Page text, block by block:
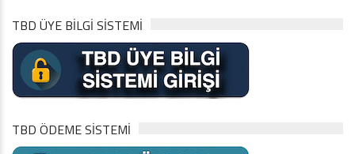
TBD ÜYE BİLGİ SİSTEMİ
TBD ÖDEME SİSTEMİ